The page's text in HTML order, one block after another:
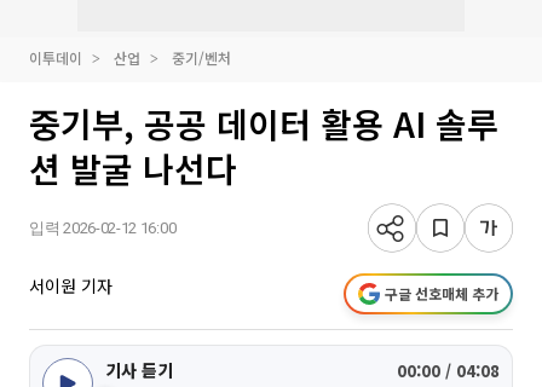
이투데이 산업 중기/벤처
중기부, 공공 데이터 활용 AI 솔루
션 발굴 나선다
입력 2026-02-12 16:00
서이원 기자 구글 선호매체 추가
기사 듣기 00:00 / 04:08